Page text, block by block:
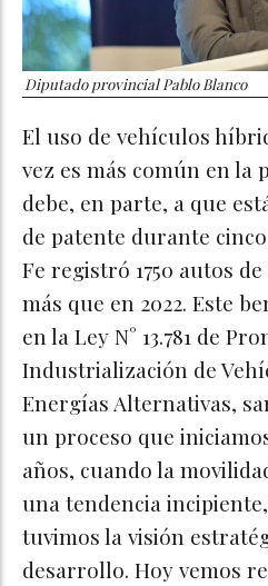
Diputado provincial Pablo Blanco
El uso de vehículos
vez es más común en la
debe, en parte, a que
de patente durante cinco
Fe registró 1750 autos
más que en 2022. Este
en la Ley N° 13.781 de
Industrialización de
Energías Alternativas,
un proceso que
años, cuando la
una tendencia
tuvimos la visión
desarrollo. Hoy vemos